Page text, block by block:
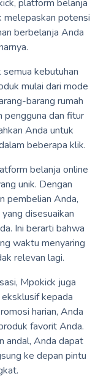
platform belanja
melepaskan potensi
berbelanja Anda
kebutuhan
mulai dari mode
barang rumah
pengguna dan fitur
Anda untuk
beberapa klik.
belanja online
unik. Dengan
pembelian Anda,
disesuaikan
Ini berarti bahwa
waktu menyaring
relevan lagi.
Mpokick juga
kepada
harian, Anda
favorit Anda.
andal, Anda dapat
ke depan pintu